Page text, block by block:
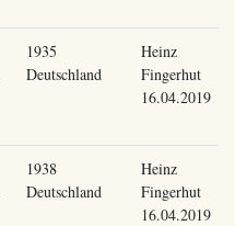
1935
Deutschland
Heinz
Fingerhut
16.04.2019
1938
Deutschland
Heinz
Fingerhut
16.04.2019